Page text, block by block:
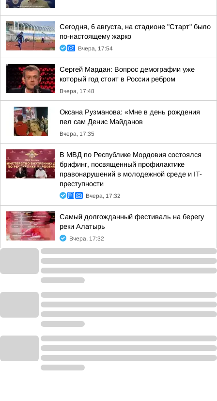
Сегодня, 6 августа, на стадионе "Старт" было
по-настоящему жарко
Вчера, 17:54
Сергей Мардан: Вопрос демографии уже
который год стоит в России ребром
Вчера, 17:48
Оксана Рузманова: «Мне в день рождения
пел сам Денис Майданов
Вчера, 17:35
В МВД по Республике Мордовия состоялся
брифинг, посвященный профилактике
правонарушений в молодежной среде и IT-
преступности
Вчера, 17:32
Самый долгожданный фестиваль на берегу
реки Алатырь
Вчера, 17:32